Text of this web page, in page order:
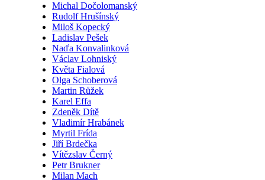
Michal Dočolomanský
Rudolf Hrušínský
Miloš Kopecký
Ladislav Pešek
Naďa Konvalinková
Václav Lohniský
Květa Fialová
Olga Schoberová
Martin Růžek
Karel Effa
Zdeněk Dítě
Vladimír Hrabánek
Myrtil Frída
Jiří Brdečka
Vítězslav Černý
Petr Brukner
Milan Mach